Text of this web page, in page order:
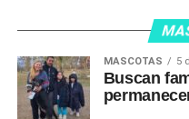
MASCOTAS 5
Buscan